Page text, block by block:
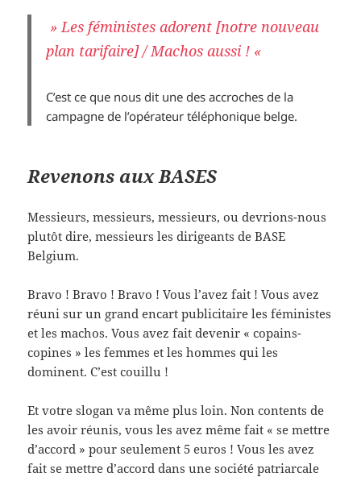
» Les féministes adorent [notre nouveau
plan tarifaire] / Machos aussi ! «
C’est ce que nous dit une des accroches de la
campagne de l’opérateur téléphonique belge.
Revenons aux BASES
Messieurs, messieurs, messieurs, ou devrions-nous
plutôt dire, messieurs les dirigeants de BASE
Belgium.
Bravo ! Bravo ! Bravo ! Vous l’avez fait ! Vous avez
réuni sur un grand encart publicitaire les féministes
et les machos. Vous avez fait devenir « copains-
copines » les femmes et les hommes qui les
dominent. C’est couillu !
Et votre slogan va même plus loin. Non contents de
les avoir réunis, vous les avez même fait « se mettre
d’accord » pour seulement 5 euros ! Vous les avez
fait se mettre d’accord dans une société patriarcale